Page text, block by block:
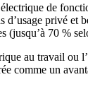
de
d’usage privé et
(jusqu’à 70 %
au travail ou
comme un